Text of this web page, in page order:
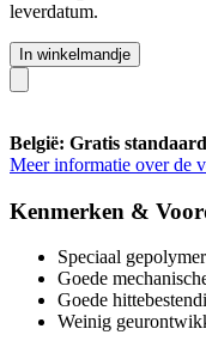
leverdatum.
In winkelmandje
België: Gratis
Meer informatie over de
Kenmerken &
Speciaal
Goede
Goede
Weinig